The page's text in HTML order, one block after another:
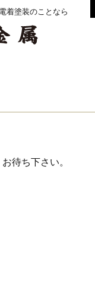
着塗装のことなら
待ち下さい。